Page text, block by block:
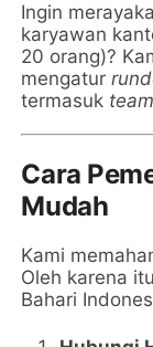
Ingin
karyawan
20 orang)?
mengatur
termasuk
Cara
Mudah
Kami
Oleh karena
Bahari